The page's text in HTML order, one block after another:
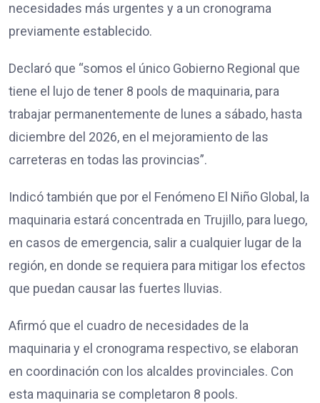
necesidades más urgentes y a un cronograma
previamente establecido.
Declaró que “somos el único Gobierno Regional que
tiene el lujo de tener 8 pools de maquinaria, para
trabajar permanentemente de lunes a sábado, hasta
diciembre del 2026, en el mejoramiento de las
carreteras en todas las provincias”.
Indicó también que por el Fenómeno El Niño Global, la
maquinaria estará concentrada en Trujillo, para luego,
en casos de emergencia, salir a cualquier lugar de la
región, en donde se requiera para mitigar los efectos
que puedan causar las fuertes lluvias.
Afirmó que el cuadro de necesidades de la
maquinaria y el cronograma respectivo, se elaboran
en coordinación con los alcaldes provinciales. Con
esta maquinaria se completaron 8 pools.